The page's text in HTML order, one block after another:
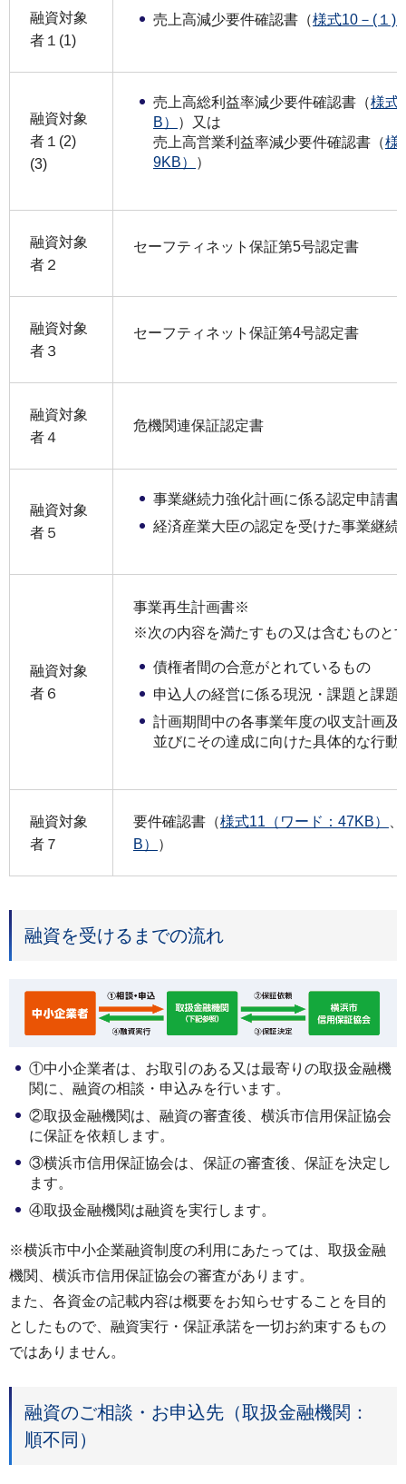
融資対象
者１(1)
売上高減少要件確認書（様式10－(１)
融資対象
者１(2)
(3)
売上高総利益率減少要件確認書（様式
B）
）又は
売上高営業利益率減少要件確認書（様
9KB）
）
融資対象
者２
セーフティネット保証第5号認定書
融資対象
者３
セーフティネット保証第4号認定書
融資対象
者４
危機関連保証認定書
融資対象
者５
事業継続力強化計画に係る認定申請書
経済産業大臣の認定を受けた事業継続
融資対象
者６
事業再生計画書※
※次の内容を満たすもの又は含むものと
債権者間の合意がとれているもの
申込人の経営に係る現況・課題と課題
計画期間中の各事業年度の収支計画及
並びにその達成に向けた具体的な行動
融資対象
者７
要件確認書（様式11（ワード：47KB）
B）
）
融資を受けるまでの流れ
①中小企業者は、お取引のある又は最寄りの取扱金融機
関に、融資の相談・申込みを行います。
②取扱金融機関は、融資の審査後、横浜市信用保証協会
に保証を依頼します。
③横浜市信用保証協会は、保証の審査後、保証を決定し
ます。
④取扱金融機関は融資を実行します。
※横浜市中小企業融資制度の利用にあたっては、取扱金融
機関、横浜市信用保証協会の審査があります。
また、各資金の記載内容は概要をお知らせすることを目的
としたもので、融資実行・保証承諾を一切お約束するもの
ではありません。
融資のご相談・お申込先（取扱金融機関：
順不同）